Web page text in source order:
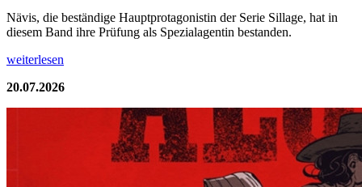
Nävis, die beständige Hauptprotagonistin der Serie Sillage, hat in
diesem Band ihre Prüfung als Spezialagentin bestanden.
weiterlesen
20.07.2026